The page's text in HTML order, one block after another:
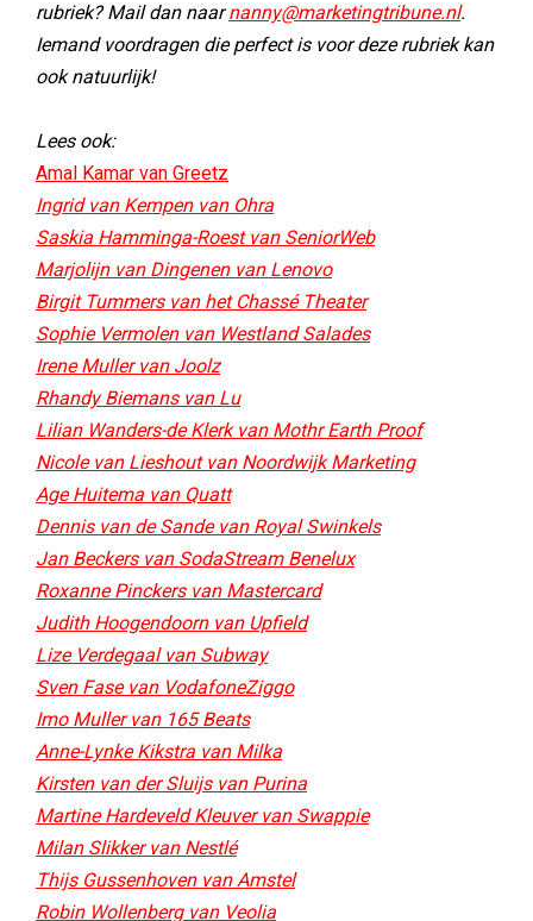
rubriek? Mail dan naarnanny@marketingtribune.nl.
Iemand voordragen die perfect is voor deze rubriek kan
ook natuurlijk!
Lees ook:
Amal Kamar van Greetz
Ingrid van Kempen van Ohra
Saskia Hamminga-Roest van SeniorWeb
Marjolijn van Dingenen van Lenovo
Birgit Tummers van het Chassé Theater
Sophie Vermolen van Westland Salades
Irene Muller van Joolz
Rhandy Biemans van Lu
Lilian Wanders-de Klerk van Mothr Earth Proof
Nicole van Lieshout van Noordwijk Marketing
Age Huitema van Quatt
Dennis van de Sande van Royal Swinkels
Jan Beckers van SodaStream Benelux
Roxanne Pinckers van Mastercard
Judith Hoogendoorn van Upfield
Lize Verdegaal van Subway
Sven Fase van VodafoneZiggo
Imo Muller van 165 Beats
Anne-Lynke Kikstra van Milka
Kirsten van der Sluijs van Purina
Martine Hardeveld Kleuver van Swappie
Milan Slikker van Nestlé
Thijs Gussenhoven van Amstel
Robin Wollenberg van Veolia